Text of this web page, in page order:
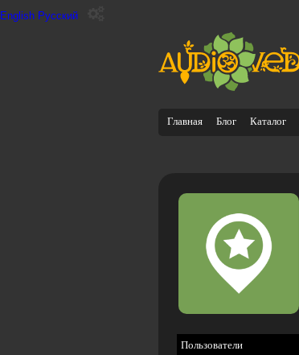
English Русский
Главная Блог Каталог
Пользователи